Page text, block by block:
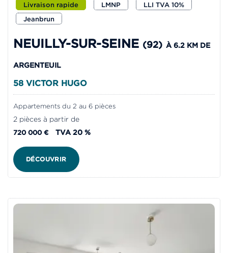
Livraison rapide LMNP
LLI TVA 10%
Jeanbrun
NEUILLY-SUR-SEINE (92) À 6.2 KM DE
ARGENTEUIL
58 VICTOR HUGO
Appartements du 2 au 6 pièces
2 pièces à partir de
720 000 € TVA 20 %
DÉCOUVRIR